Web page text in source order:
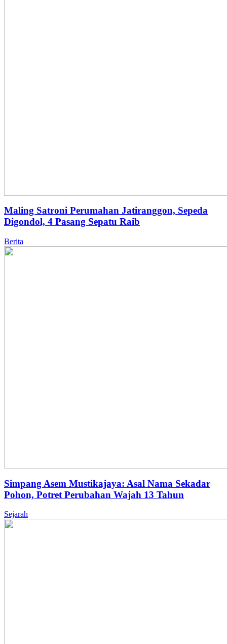
Maling Satroni Perumahan Jatiranggon, Sepeda
Digondol, 4 Pasang Sepatu Raib
Berita
Simpang Asem Mustikajaya: Asal Nama Sekadar
Pohon, Potret Perubahan Wajah 13 Tahun
Sejarah